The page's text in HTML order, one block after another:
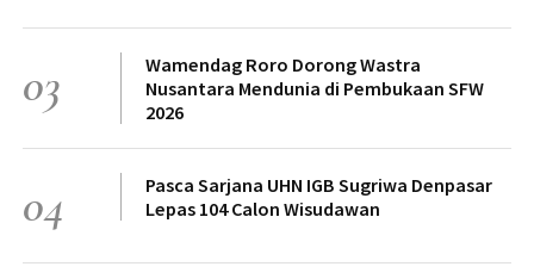
03
Wamendag Roro Dorong Wastra
Nusantara Mendunia di Pembukaan SFW
2026
04
Pasca Sarjana UHN IGB Sugriwa Denpasar
Lepas 104 Calon Wisudawan